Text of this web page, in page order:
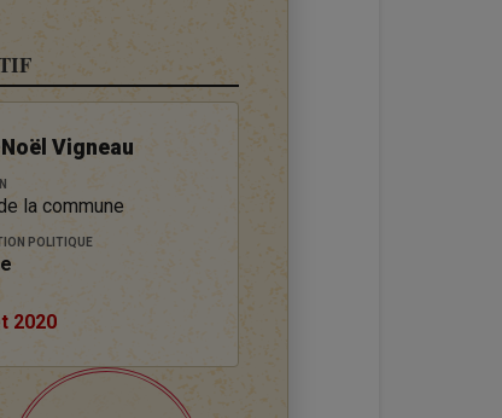
Vigneau
la commune
POLITIQUE
2020